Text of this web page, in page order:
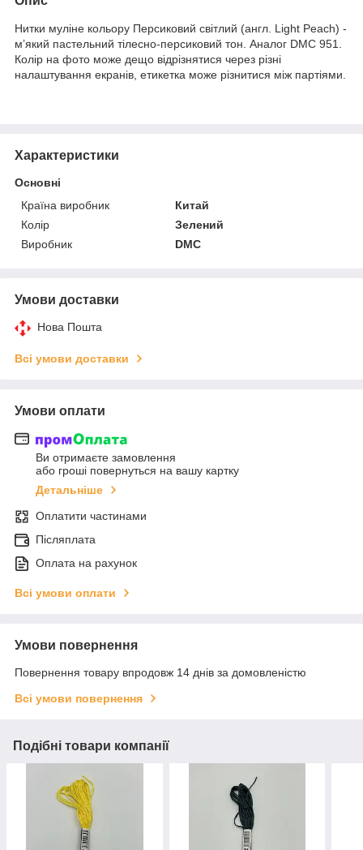
Нитки муліне кольору Персиковий світлий (англ. Light Peach) -
м’який пастельний тілесно-персиковий тон. Аналог DMC 951.
Колір на фото може дещо відрізнятися через різні
налаштування екранів, етикетка може різнитися між партіями.
Характеристики
Основні
Країна виробник
Китай
Колір
Зелений
Виробник
DMC
Умови доставки
Нова Пошта
Всі умови доставки
Умови оплати
Ви отримаєте замовлення
або гроші повернуться на вашу картку
Детальніше
Оплатити частинами
Післяплата
Оплата на рахунок
Всі умови оплати
Умови повернення
Повернення товару впродовж 14 днів за домовленістю
Всі умови повернення
Подібні товари компанії